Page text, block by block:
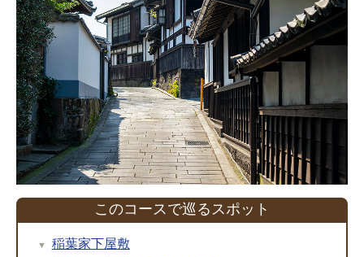
このコースで巡るスポット
稲葉家下屋敷